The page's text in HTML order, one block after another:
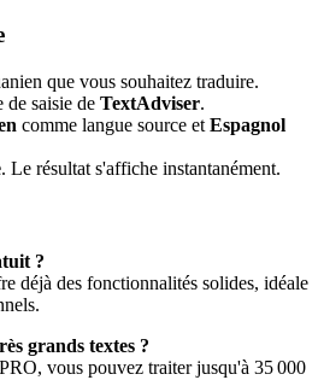
que vous souhaitez traduire.
de saisie de TextAdviser.
comme langue source et Espagnol
. Le résultat s'affiche instantanément.
?
déjà des fonctionnalités solides, idéale
grands textes ?
vous pouvez traiter jusqu'à 35 000